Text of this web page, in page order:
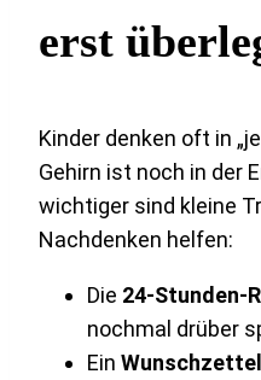
erst
Kinder denken oft in
Gehirn ist noch in der
wichtiger sind kleine
Nachdenken helfen:
Die 24-Stunden-
nochmal drüber
Ein